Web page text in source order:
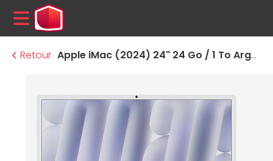
MENU
Retour
Apple iMac (2024) 24" 24 Go / 1 To Argent (MCR24FN/A-1TB-MKPN)